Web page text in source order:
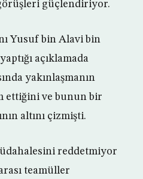
güçlendiriyor.
Yusuf bin Alavi bin
açıklamada
yakınlaşmanın
ettiğini ve bunun bir
altını çizmişti.
reddetmiyor
teamüller